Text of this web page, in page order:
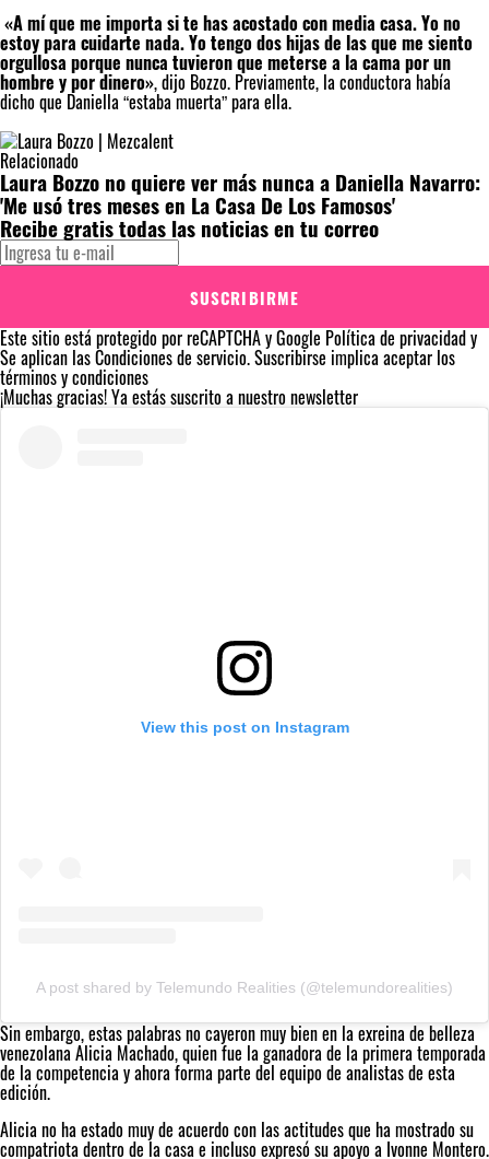
«A mí que me importa si te has acostado con media casa. Yo no
estoy para cuidarte nada. Yo tengo dos hijas de las que me siento
orgullosa porque nunca tuvieron que meterse a la cama por un
hombre y por dinero», dijo Bozzo. Previamente, la conductora había
dicho que Daniella “estaba muerta” para ella.
Relacionado
Laura Bozzo no quiere ver más nunca a Daniella Navarro:
'Me usó tres meses en La Casa De Los Famosos'
Recibe gratis todas las noticias en tu correo
SUSCRIBIRME
Este sitio está protegido por reCAPTCHA y Google Política de privacidady
Se aplican lasCondiciones de servicio. Suscribirse implica aceptar los
términos y condiciones
¡Muchas gracias!Ya estás suscrito a nuestro newsletter
View this post on Instagram
A post shared by Telemundo Realities (@telemundorealities)
Sin embargo, estas palabras no cayeron muy bien en la exreina de belleza
venezolana Alicia Machado, quien fue la ganadora de la primera temporada
de la competencia y ahora forma parte del equipo de analistas de esta
edición.
Alicia no ha estado muy de acuerdo con las actitudes que ha mostrado su
compatriota dentro de la casa e incluso expresó su apoyo a Ivonne Montero.